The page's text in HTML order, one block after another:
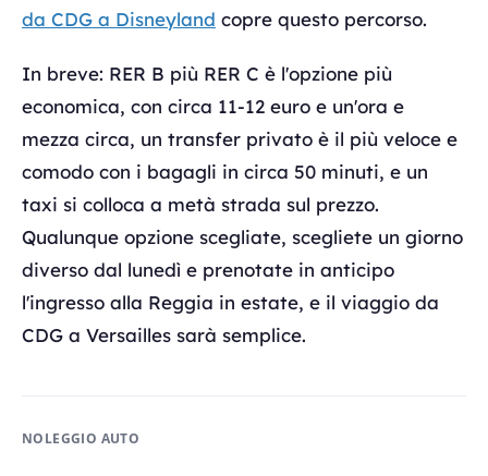
da CDG a Disneyland copre questo percorso.
In breve: RER B più RER C è l'opzione più
economica, con circa 11-12 euro e un'ora e
mezza circa, un transfer privato è il più veloce e
comodo con i bagagli in circa 50 minuti, e un
taxi si colloca a metà strada sul prezzo.
Qualunque opzione scegliate, scegliete un giorno
diverso dal lunedì e prenotate in anticipo
l'ingresso alla Reggia in estate, e il viaggio da
CDG a Versailles sarà semplice.
NOLEGGIO AUTO